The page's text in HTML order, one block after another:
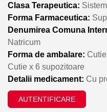
Clasa Terapeutica:
Forma Farmaceutica:
Denumirea Comuna
Natricum
Forma de ambalare:
Cutie x 6 supozitoare
Detalii medicament: Cu
AUTENTIFICARE